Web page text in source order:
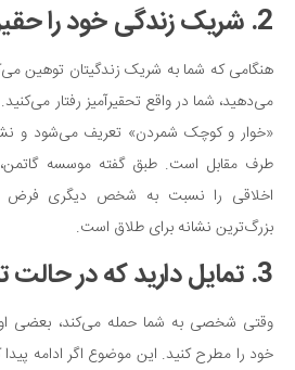
2. شریک زندگی خود را حقیر می‌دانید
هنگامی که شما به شریک زندگیتان توهین
می‌دهید، شما در واقع تحقیرآمیز رفتار
«خوار و کوچک شمردن» تعریف می‌شود و
طرف مقابل است. طبق گفته موسسه
اخلاقی را نسبت به شخص دیگری فرض
بزرگ‌ترین نشانه برای طلاق است.
3. تمایل دارید که در حالت تدافعی قرار بگیرید
وقتی شخصی به شما حمله می‌کند، بعضی
خود را مطرح کنید. این موضوع اگر ادامه پیدا